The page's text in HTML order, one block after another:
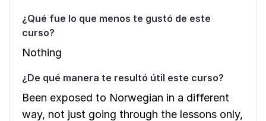
¿Qué fue lo que menos te gustó de este
curso?
Nothing
¿De qué manera te resultó útil este curso?
Been exposed to Norwegian in a different
way, not just going through the lessons only,